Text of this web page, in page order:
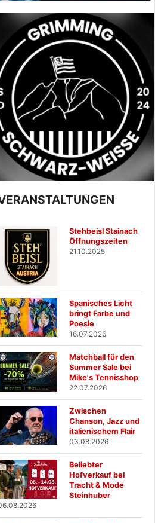
Stehbeisl Stainach
Öffnungszeiten
21.10.2025
Spanisches Licht
bringt Farbe und
Poesie
16.07.2026
Matchball für den
Summer Sale bei
Mike's Tennisshop
22.07.2026
Zwischen
Chanson, Jazz und
italienischem Flair
03.08.2026
Beliebter
Hofverkauf bei
Tracht & Mode
Steinhuber